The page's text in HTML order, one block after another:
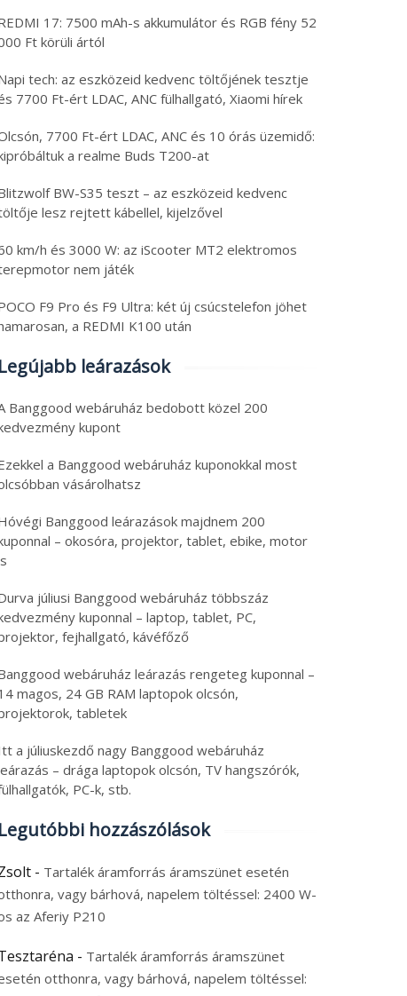
17: 7500 mAh-s akkumulátor és RGB fény 52
Ft körüli ártól
tech: az eszközeid kedvenc töltőjének tesztje
7700 Ft-ért LDAC, ANC fülhallgató, Xiaomi hírek
7700 Ft-ért LDAC, ANC és 10 órás üzemidő:
a realme Buds T200-at
BW-S35 teszt – az eszközeid kedvenc
lesz rejtett kábellel, kijelzővel
km/h és 3000 W: az iScooter MT2 elektromos
nem játék
F9 Pro és F9 Ultra: két új csúcstelefon jöhet
a REDMI K100 után
Legújabb leárazások
Banggood webáruház bedobott közel 200
kupont
a Banggood webáruház kuponokkal most
vásárolhatsz
Banggood leárazások majdnem 200
– okosóra, projektor, tablet, ebike, motor
júliusi Banggood webáruház többszáz
kuponnal – laptop, tablet, PC,
fejhallgató, kávéfőző
webáruház leárazás rengeteg kuponnal –
magos, 24 GB RAM laptopok olcsón,
tabletek
a júliuskezdő nagy Banggood webáruház
– drága laptopok olcsón, TV hangszórók,
PC-k, stb.
Legutóbbi hozzászólások
- Tartalék áramforrás áramszünet esetén
vagy bárhová, napelem töltéssel: 2400 W-
az Aferiy P210
- Tartalék áramforrás áramszünet
otthonra, vagy bárhová, napelem töltéssel: